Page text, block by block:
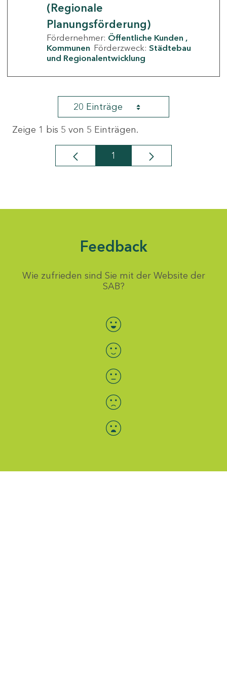
(Regionale
Planungsförderung)
Fördernehmer: Öffentliche Kunden
Kommunen Förderzweck: Städtebau
und Regionalentwicklung
20 Einträge
Zeige 1 bis 5 von 5 Einträgen.
Seite
1
Feedback
Wie zufrieden sind Sie mit der Website der
SAB?
Bewertung auswählen